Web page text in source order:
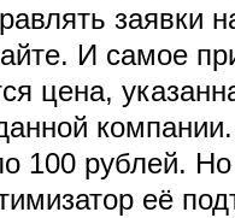
заявки
И самое
цена,
100 рублей.
её